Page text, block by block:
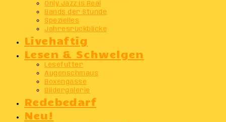
Only Jazz Is Real
Bands der Stunde
Spezielles
Jahresrückblicke
Livehaftig
Lesen & Schwelgen
Lesefutter
Augenschmaus
Boxengasse
Bildergalerie
Redebedarf
Neu!